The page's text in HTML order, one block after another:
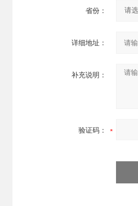
省份：
详细地址：
补充说明：
验证码：